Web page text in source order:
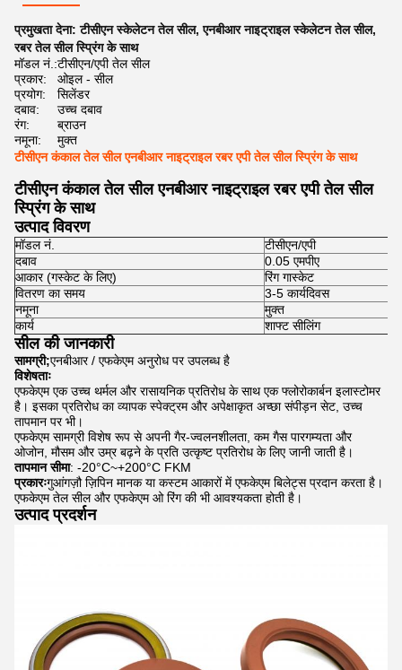
प्रमुखता देना:टीसीएन स्केलेटन तेल सील,एनबीआर नाइट्राइल स्केलेटन तेल सील,
रबर तेल सील स्प्रिंग के साथ
मॉडल नं.:टीसीएन/एपी तेल सील
प्रकार:
ओइल - सील
प्रयोग:
सिलेंडर
दबाव:
उच्च दबाव
रंग:
ब्राउन
नमूना:
मुक्त
टीसीएन कंकाल तेल सील एनबीआर नाइट्राइल रबर एपी तेल सील स्प्रिंग के साथ
टीसीएन कंकाल तेल सील एनबीआर नाइट्राइल रबर एपी तेल सील
स्प्रिंग के साथ
उत्पाद विवरण
मॉडल नं.
टीसीएन/एपी
दबाव
0.05 एमपीए
आकार (गस्केट के लिए)
रिंग गास्केट
वितरण का समय
3-5 कार्यदिवस
नमूना
मुक्त
कार्य
शाफ्ट सीलिंग
सील की जानकारी
सामग्री;एनबीआर / एफकेएम अनुरोध पर उपलब्ध है
विशेषताः
एफकेएम एक उच्च थर्मल और रासायनिक प्रतिरोध के साथ एक फ्लोरोकार्बन इलास्टोमर
है। इसका प्रतिरोध का व्यापक स्पेक्ट्रम और अपेक्षाकृत अच्छा संपीड़न सेट, उच्च
तापमान पर भी।
एफकेएम सामग्री विशेष रूप से अपनी गैर-ज्वलनशीलता, कम गैस पारगम्यता और
ओजोन, मौसम और उम्र बढ़ने के प्रति उत्कृष्ट प्रतिरोध के लिए जानी जाती है।
तापमान सीमा: -20°C~+200°C FKM
प्रकारःगुआंगज़ौ ज़िपिन मानक या कस्टम आकारों में एफकेएम बिलेट्स प्रदान करता है।
एफकेएम तेल सील और एफकेएम ओ रिंग की भी आवश्यकता होती है।
उत्पाद प्रदर्शन